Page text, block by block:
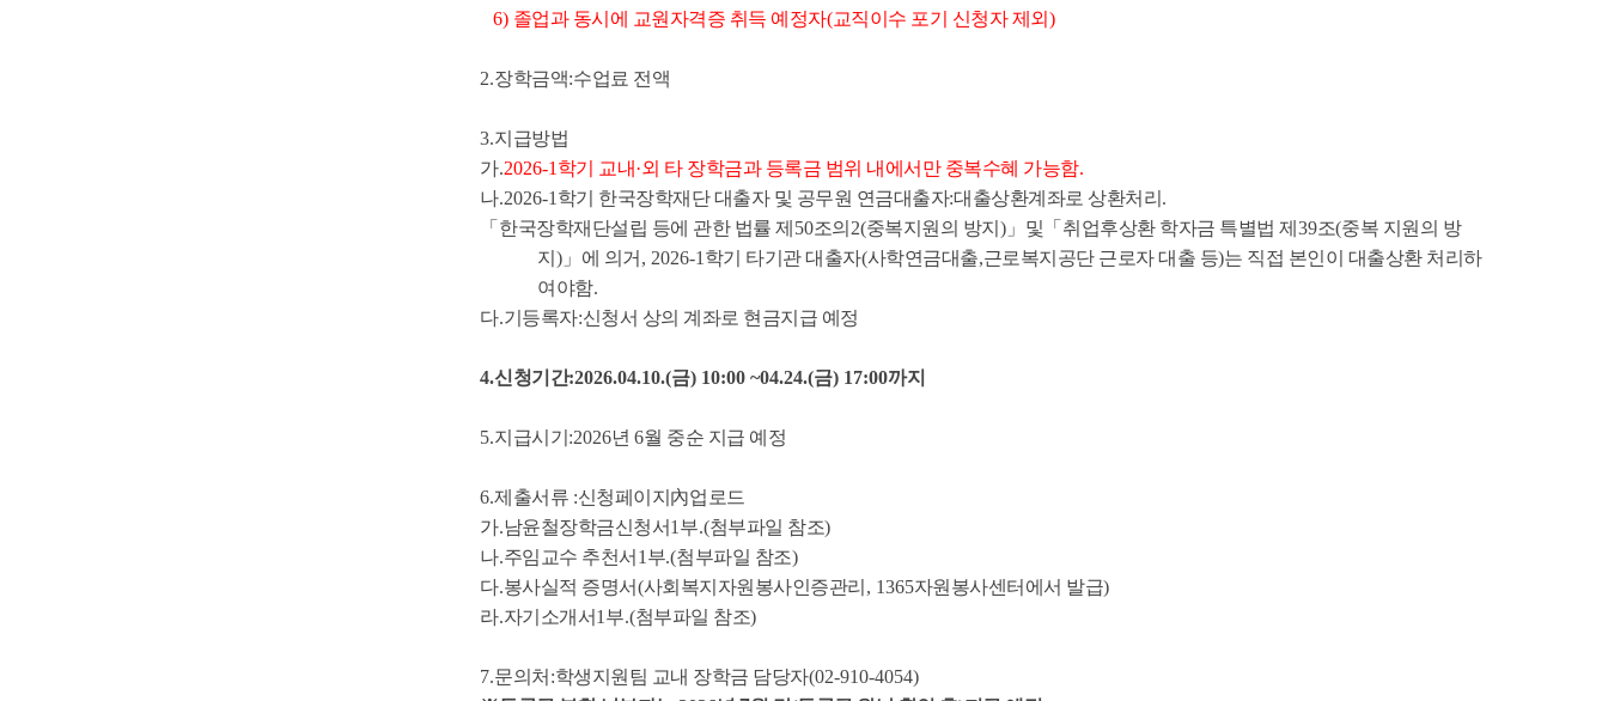
6) 졸업과 동시에 교원자격증 취득 예정자(교직이수 포기 신청자 제외 )
2.장학금액:수업료 전액
3.지급방법
가.2026-1 학기 교내·외 타 장학금과 등록금 범위 내에서만 중복수혜 가능함.
나.2026-1 학기 한국장학재단 대출자 및 공무원 연금대출자:대출상환계좌로 상환처리 .
「 한국장학재단설립 등에 관한 법률 제 50조의 2(중복지원의 방지 )」 및 「 취업후상환 학자금 특별법 제 39조(중복 지원의 방
지 )」 에 의거 , 2026-1 학기 타기관 대출자(사학연금대출,근로복지공단 근로자 대출 등)는 직접 본인이 대출상환 처리하
여야함.
다.기등록자:신청서 상의 계좌로 현금지급 예정
4.신청기간:2026.04.10.(금) 10:00 ~04.24.(금) 17:00까지
5.지급시기 :2026년 6월 중순 지급 예정
6.제출서류 :신청페이지 內업로드
가.남윤철장학금신청서1 부.(첨부파일 참조)
나.주임교수 추천서 1 부.(첨부파일 참조)
다.봉사실적 증명서(사회복지자원봉사인증관리 , 1365자원봉사센터에서 발급)
라.자기소개서1 부.(첨부파일 참조)
7.문의처 :학생지원팀 교내 장학금 담당자(02-910-4054)